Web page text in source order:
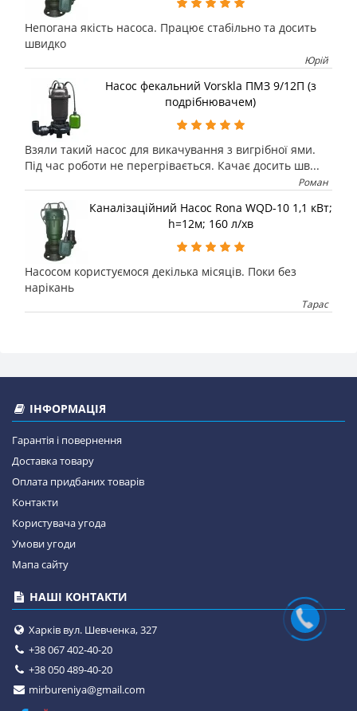
Непогана якість насоса. Працює стабільно та досить
швидко
Юрій
Насос фекальний Vorskla ПМЗ 9/12П (з
подрібнювачем)
Взяли такий насос для викачування з вигрібної ями.
Під час роботи не перегрівається. Качає досить шв...
Роман
Каналізаційний Насос Rona WQD-10 1,1 кВт;
h=12м; 160 л/хв
Насосом користуємося декілька місяців. Поки без
нарікань
Тарас
ІНФОРМАЦІЯ
Гарантія і повернення
Доставка товару
Оплата придбаних товарів
Контакти
Користувача угода
Умови угоди
Мапа сайту
НАШІ КОНТАКТИ
Харків вул. Шевченка, 327
+38 067 402-40-20
+38 050 489-40-20
mirbureniya@gmail.com